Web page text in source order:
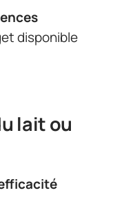
disponible
lait ou